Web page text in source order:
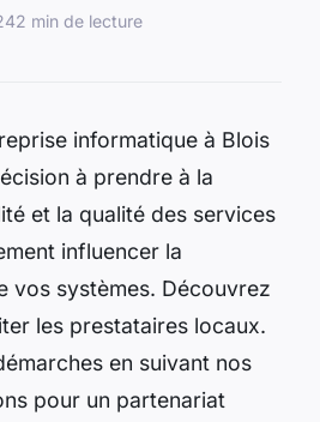
2 min de lecture
informatique à Blois
à prendre à la
et la qualité des services
influencer la
vos systèmes. Découvrez
les prestataires locaux.
en suivant nos
pour un partenariat